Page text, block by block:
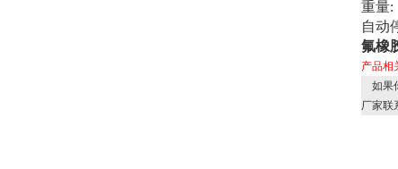
重量:
自动
氟橡
产品相
如果
厂家联